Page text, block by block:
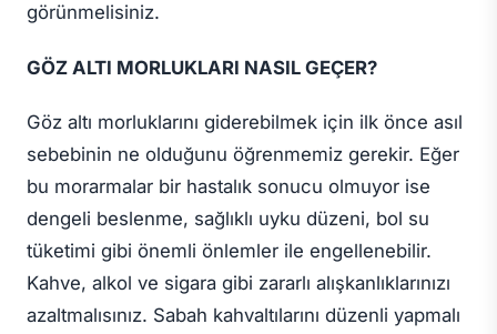
görünmelisiniz.
GÖZ ALTI MORLUKLARI NASIL GEÇER?
Göz altı morluklarını giderebilmek için ilk önce asıl
sebebinin ne olduğunu öğrenmemiz gerekir. Eğer
bu morarmalar bir hastalık sonucu olmuyor ise
dengeli beslenme, sağlıklı uyku düzeni, bol su
tüketimi gibi önemli önlemler ile engellenebilir.
Kahve, alkol ve sigara gibi zararlı alışkanlıklarınızı
azaltmalısınız. Sabah kahvaltılarını düzenli yapmalı